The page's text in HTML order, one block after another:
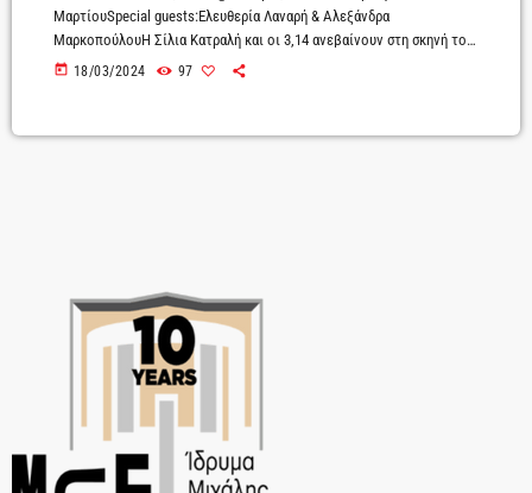
ΜαρτίουSpecial guests:Ελευθερία Λαναρή & Αλεξάνδρα
ΜαρκοπούλουΗ Σίλια Κατραλή και οι 3,14 ανεβαίνουν στη σκηνή του
Σταυρού του Νότου την Τρίτη 19 Μαρτίου για μία μοναδική
πάντα.Σαλπάροντας στα ανοιχτά μαύρα νερά της δικής της Εδέμ η
today 18/03/2024 97